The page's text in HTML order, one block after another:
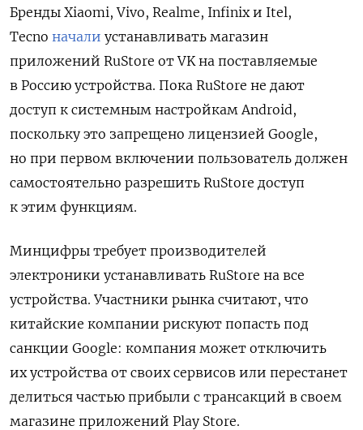
Бренды Xiaomi, Vivo, Realme, Infinix и Itel,
Tecno начали устанавливать магазин
приложений RuStore от VK на поставляемые
в Россию устройства. Пока RuStore не дают
доступ к системным настройкам Android,
поскольку это запрещено лицензией Google,
но при первом включении пользователь должен
самостоятельно разрешить RuStore доступ
к этим функциям.
Минцифры требует производителей
электроники устанавливать RuStore на все
устройства. Участники рынка считают, что
китайские компании рискуют попасть под
санкции Google: компания может отключить
их устройства от своих сервисов или перестанет
делиться частью прибыли с трансакций в своем
магазине приложений Play Store.